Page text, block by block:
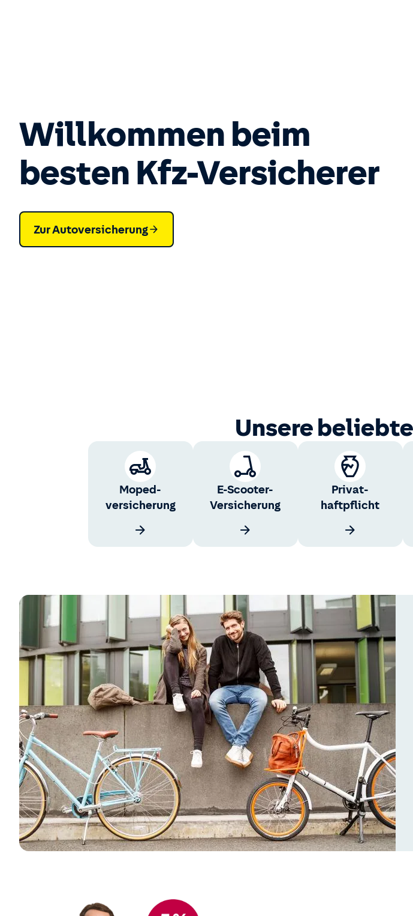
Willkommen beim
besten Kfz-Versicherer
Zur Auto­versicherung
Unsere
Moped­
versicherung
E-Scooter-
Versicherung
Privat­
haftpflicht